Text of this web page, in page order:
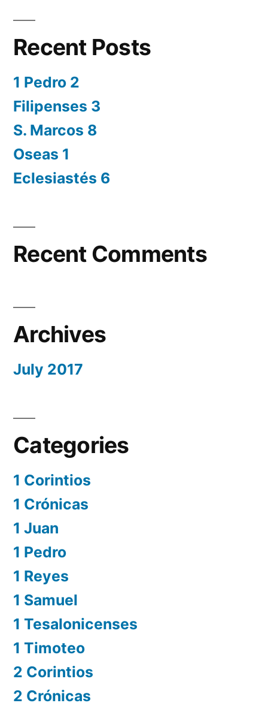
Recent Posts
1 Pedro 2
Filipenses 3
S. Marcos 8
Oseas 1
Eclesiastés 6
Recent Comments
Archives
July 2017
Categories
1 Corintios
1 Crónicas
1 Juan
1 Pedro
1 Reyes
1 Samuel
1 Tesalonicenses
1 Timoteo
2 Corintios
2 Crónicas